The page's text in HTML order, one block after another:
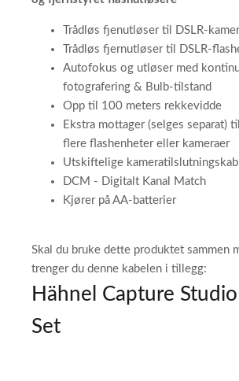
Trådløs fjenutløser til DSLR-
Trådløs fjernutløser til DSLR-
Autofokus og utløser med
fotografering & Bulb-tilstand
Opp til 100 meters rekkevidde
Ekstra mottager (selges separat)
flere flashenheter eller kameraer
Utskiftelige
DCM - Digitalt Kanal Match
Kjører på AA-batterier
Skal du bruke dette produktet sammen
trenger du denne kabelen i tillegg:
Hähnel Capture
Set